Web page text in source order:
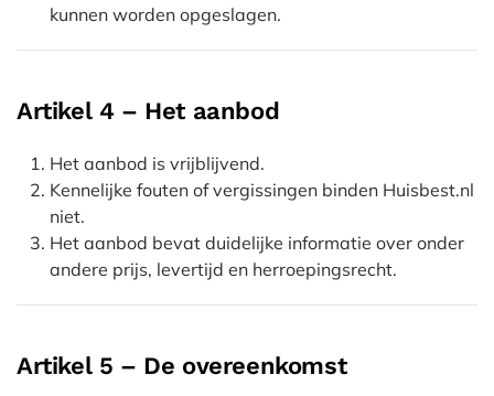
kunnen worden opgeslagen.
Artikel 4 – Het aanbod
Het aanbod is vrijblijvend.
Kennelijke fouten of vergissingen binden Huisbest.nl
niet.
Het aanbod bevat duidelijke informatie over onder
andere prijs, levertijd en herroepingsrecht.
Artikel 5 – De overeenkomst